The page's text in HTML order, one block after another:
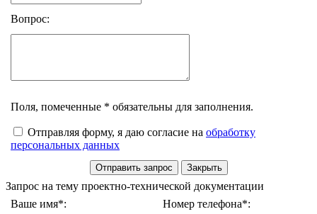
Вопрос:
Поля, помеченные * обязательны для заполнения.
Отправляя форму, я даю согласие на обработку
персональных данных
Запрос на тему проектно-технической документации
Ваше имя*:
Номер телефона*: